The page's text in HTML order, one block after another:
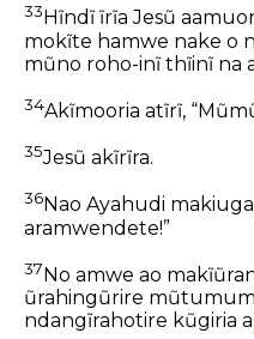
33 Hĩndĩ ĩrĩa Jesũ
mokĩte hamwe nake o
mũno roho-inĩ thĩinĩ na
34Akĩmooria atĩrĩ,
35Jesũ akĩrĩra.
36Nao Ayahudi
aramwendete!”
37No amwe ao
ũrahingũrire
ndangĩrahotire kũgiria